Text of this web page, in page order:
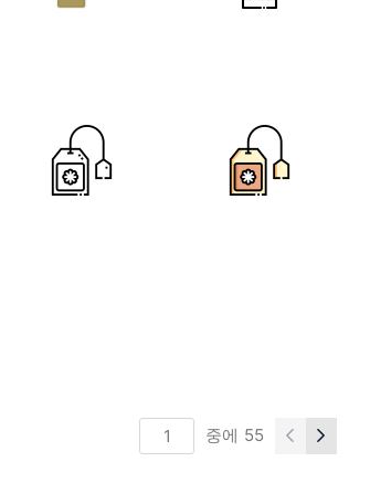
중에 55